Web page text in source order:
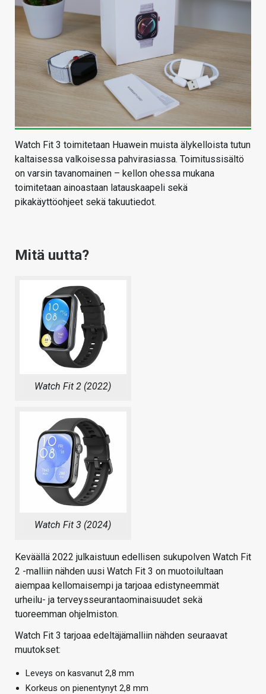
Watch Fit 3 toimitetaan Huawein muista älykelloista tutun
kaltaisessa valkoisessa pahvirasiassa. Toimitussisältö
on varsin tavanomainen – kellon ohessa mukana
toimitetaan ainoastaan latauskaapeli sekä
pikakäyttöohjeet sekä takuutiedot.
Mitä uutta?
Watch Fit 2 (2022)
Watch Fit 3 (2024)
Keväällä 2022 julkaistuun edellisen sukupolven Watch Fit
2 -malliin nähden uusi Watch Fit 3 on muotoilultaan
aiempaa kellomaisempi ja tarjoaa edistyneemmät
urheilu- ja terveysseurantaominaisuudet sekä
tuoreemman ohjelmiston.
Watch Fit 3 tarjoaa edeltäjämalliin nähden seuraavat
muutokset:
Leveys on kasvanut 2,8 mm
Korkeus on pienentynyt 2,8 mm